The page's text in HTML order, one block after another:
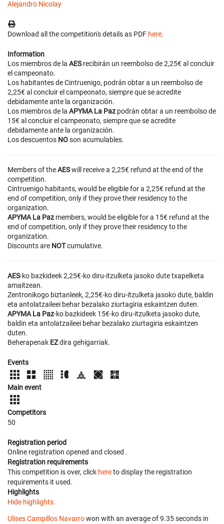
Alejandro Nicolay
Download all the competition's details as PDF here.
Information
Los miembros de la AESrecibirán un reembolso de 2,25€ al concluir
el campeonato.
Los habitantes de Cintruenigo, podrán obtar a un reembolso de
2,25€ al concluir el campeonato, siempre que se acredite
debidamente ante la organización.
Los miembros de la APYMA La Paz podrán obtar a un reembolso de
15€ al concluir el campeonato, siempre que se acredite
debidamente ante la organización.
Los descuentos NOson acumulables.
Members of theAESwill receive a 2,25€ refund at the end of the
competition.
Cintruenigo habitants, would be eligible for a 2,25€ refund at the
end of competition, only if they prove their residency to the
organization.
APYMA La Paz members, would be eligible for a 15€ refund at the
end of competition, only if they prove their residency to the
organization.
Discounts are NOTcumulative.
AES-ko bazkideek 2,25€-ko diru-itzulketa jasoko dute txapelketa
amaitzean.
Zentronikogo biztanleek, 2,25€-ko diru-itzulketa jasoko dute, baldin
eta antolatzaileei behar bezalako ziurtagiria eskaintzen duten.
APYMA La Paz-ko bazkideek 15€-ko diru-itzulketa jasoko dute,
baldin eta antolatzaileei behar bezalako ziurtagiria eskaintzen
duten.
Beherapenak EZdira gehigarriak.
Events
Main event
Competitors
50
Registration period
Online registration opened and closed .
Registration requirements
This competition is over, click hereto display the registration
requirements it used.
Highlights
Hide highlights.
Ulises Campillos Navarrowon with an average of 9.35 seconds in